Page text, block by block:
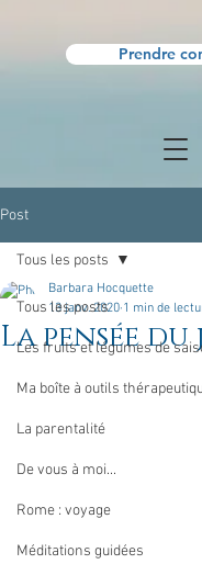
Prendre
Post
Tous les posts
Les fruits et légumes de
Ma boîte à outils
La parentalité
De vous à moi...
Rome : voyage
Méditations guidées
Tous les posts
La pensée du
Barbara Hocquette
13 janv. 2020 1 min de